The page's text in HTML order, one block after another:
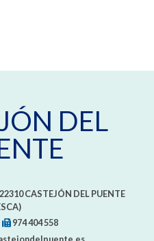
DEL
22310CASTEJÓN DEL PUENTE
974 404 558